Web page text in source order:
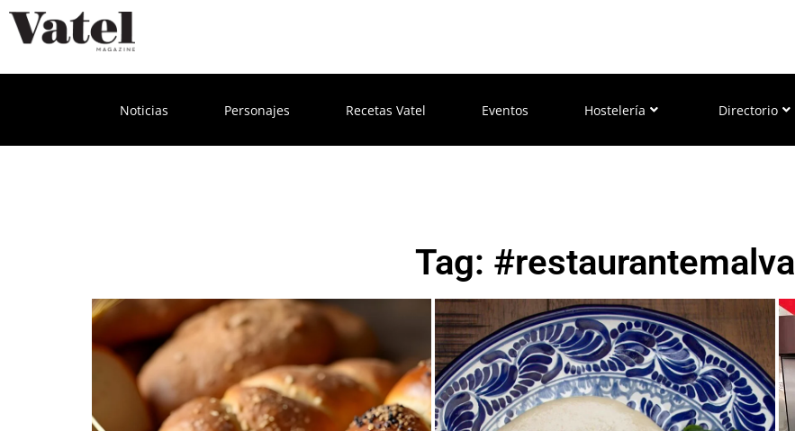
Noticias Personajes Recetas Vatel Eventos Hostelería Directorio
Tag: #restaurantemalva